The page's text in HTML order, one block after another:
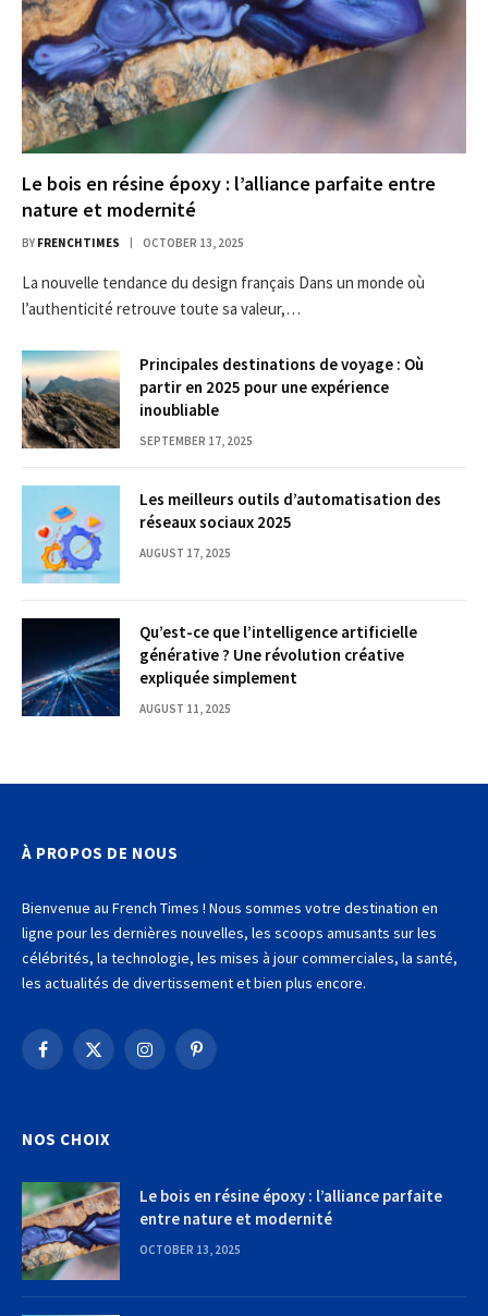
Le bois en résine époxy : l’alliance parfaite entre
nature et modernité
BY FRENCHTIMES OCTOBER 13, 2025
La nouvelle tendance du design français Dans un monde où
l’authenticité retrouve toute sa valeur,…
Principales destinations de voyage : Où
partir en 2025 pour une expérience
inoubliable
SEPTEMBER 17, 2025
Les meilleurs outils d’automatisation des
réseaux sociaux 2025
AUGUST 17, 2025
Qu’est-ce que l’intelligence artificielle
générative ? Une révolution créative
expliquée simplement
AUGUST 11, 2025
À PROPOS DE NOUS
Bienvenue au French Times ! Nous sommes votre destination en
ligne pour les dernières nouvelles, les scoops amusants sur les
célébrités, la technologie, les mises à jour commerciales, la santé,
les actualités de divertissement et bien plus encore.
Facebook
X
InstagramPinterest
NOS CHOIX
Le bois en résine époxy : l’alliance parfaite
entre nature et modernité
OCTOBER 13, 2025